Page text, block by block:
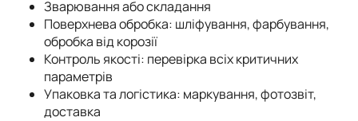
Зварювання або складання
Поверхнева обробка: шліфування, фарбування,
обробка від корозії
Контроль якості: перевірка всіх критичних
параметрів
Упаковка та логістика: маркування, фотозвіт,
доставка